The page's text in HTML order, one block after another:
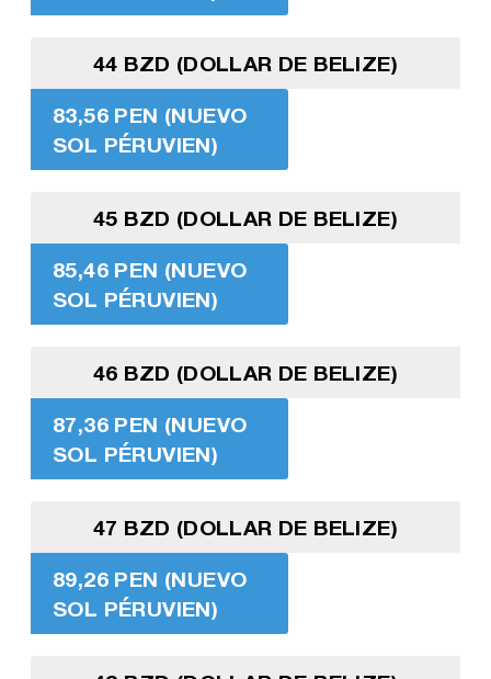
44 BZD (DOLLAR DE BELIZE)
83,56 PEN (NUEVO
SOL PÉRUVIEN)
45 BZD (DOLLAR DE BELIZE)
85,46 PEN (NUEVO
SOL PÉRUVIEN)
46 BZD (DOLLAR DE BELIZE)
87,36 PEN (NUEVO
SOL PÉRUVIEN)
47 BZD (DOLLAR DE BELIZE)
89,26 PEN (NUEVO
SOL PÉRUVIEN)